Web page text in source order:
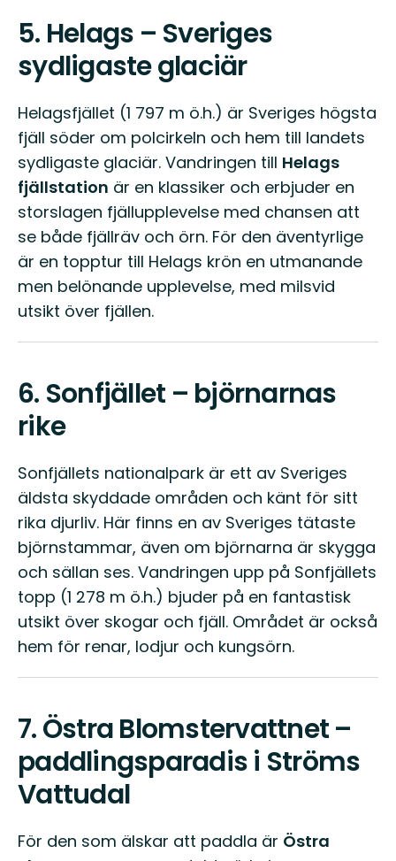
5. Helags – Sveriges
sydligaste glaciär
Helagsfjället (1 797 m ö.h.) är Sveriges högsta
fjäll söder om polcirkeln och hem till landets
sydligaste glaciär. Vandringen till Helags
fjällstation är en klassiker och erbjuder en
storslagen fjällupplevelse med chansen att
se både fjällräv och örn. För den äventyrlige
är en topptur till Helags krön en utmanande
men belönande upplevelse, med milsvid
utsikt över fjällen.
6. Sonfjället – björnarnas
rike
Sonfjällets nationalpark är ett av Sveriges
äldsta skyddade områden och känt för sitt
rika djurliv. Här finns en av Sveriges tätaste
björnstammar, även om björnarna är skygga
och sällan ses. Vandringen upp på Sonfjällets
topp (1 278 m ö.h.) bjuder på en fantastisk
utsikt över skogar och fjäll. Området är också
hem för renar, lodjur och kungsörn.
7.Östra Blomstervattnet –
paddlingsparadis i Ströms
Vattudal
För den som älskar att paddla är Östra